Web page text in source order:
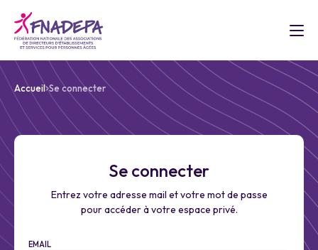
Accueil Se connecter
Se connecter
Entrez votre adresse mail et votre mot de passe
pour accéder à votre espace privé.
EMAIL